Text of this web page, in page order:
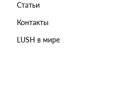
Статьи
Контакты
LUSH в мире